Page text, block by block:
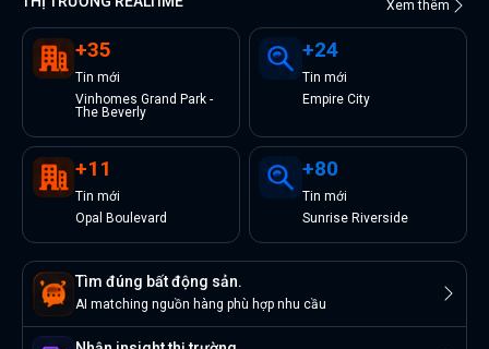
Xem thêm
+35
Tin mới
Vinhomes Grand Park -
The Beverly
+24
Tin mới
Empire City
+11
Tin mới
Opal Boulevard
+80
Tin mới
Sunrise Riverside
Tìm đúng bất động sản.
AI matching nguồn hàng phù hợp nhu cầu